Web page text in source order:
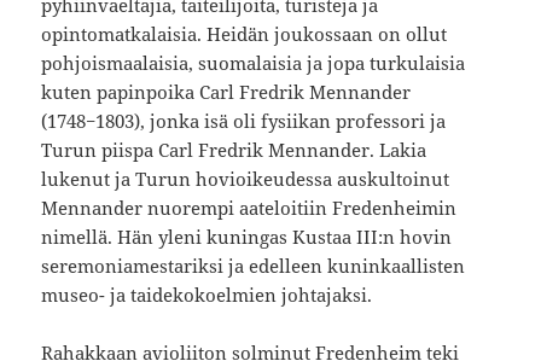
pyhiinvaeltajia, taiteilijoita, turisteja ja
opintomatkalaisia. Heidän joukossaan on ollut
pohjoismaalaisia, suomalaisia ja jopa turkulaisia
kuten papinpoika Carl Fredrik Mennander
(1748−1803), jonka isä oli fysiikan professori ja
Turun piispa Carl Fredrik Mennander. Lakia
lukenut ja Turun hovioikeudessa auskultoinut
Mennander nuorempi aateloitiin Fredenheimin
nimellä. Hän yleni kuningas Kustaa III:n hovin
seremoniamestariksi ja edelleen kuninkaallisten
museo- ja taidekokoelmien johtajaksi.
Rahakkaan avioliiton solminut Fredenheim teki